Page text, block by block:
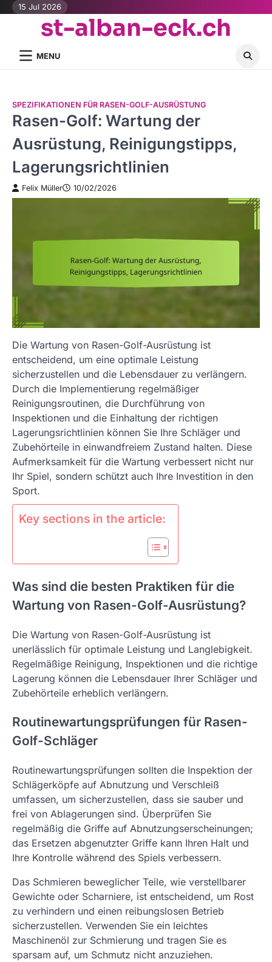
Skip15 Jul 2026
st-alban-eck.ch
MENU
SPEZIFIKATIONEN FÜR RASEN-GOLF-AUSRÜSTUNG
Rasen-Golf: Wartung der
Ausrüstung, Reinigungstipps,
Lagerungsrichtlinien
Felix Müller 10/02/2026
Die Wartung von Rasen-Golf-Ausrüstung ist
entscheidend, um eine optimale Leistung
sicherzustellen und die Lebensdauer zu verlängern.
Durch die Implementierung regelmäßiger
Reinigungsroutinen, die Durchführung von
Inspektionen und die Einhaltung der richtigen
Lagerungsrichtlinien können Sie Ihre Schläger und
Zubehörteile in einwandfreiem Zustand halten. Diese
Aufmerksamkeit für die Wartung verbessert nicht nur
Ihr Spiel, sondern schützt auch Ihre Investition in den
Sport.
Key sections in the article:
Was sind die besten Praktiken für die
Wartung von Rasen-Golf-Ausrüstung?
Die Wartung von Rasen-Golf-Ausrüstung ist
unerlässlich für optimale Leistung und Langlebigkeit.
Regelmäßige Reinigung, Inspektionen und die richtige
Lagerung können die Lebensdauer Ihrer Schläger und
Zubehörteile erheblich verlängern.
Routinewartungsprüfungen für Rasen-
Golf-Schläger
Routinewartungsprüfungen sollten die Inspektion der
Schlägerköpfe auf Abnutzung und Verschleiß
umfassen, um sicherzustellen, dass sie sauber und
frei von Ablagerungen sind. Überprüfen Sie
regelmäßig die Griffe auf Abnutzungserscheinungen;
das Ersetzen abgenutzter Griffe kann Ihren Halt und
Ihre Kontrolle während des Spiels verbessern.
Das Schmieren beweglicher Teile, wie verstellbarer
Gewichte oder Scharniere, ist entscheidend, um Rost
zu verhindern und einen reibungslosen Betrieb
sicherzustellen. Verwenden Sie ein leichtes
Maschinenöl zur Schmierung und tragen Sie es
sparsam auf, um Schmutz nicht anzuziehen.